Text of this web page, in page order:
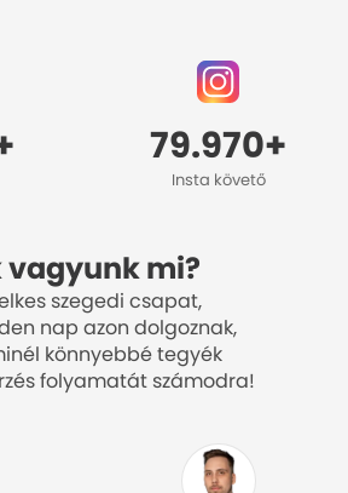
79.970+
Insta követő
vagyunk mi?
szegedi csapat,
nap azon dolgoznak,
könnyebbé tegyék
folyamatát számodra!